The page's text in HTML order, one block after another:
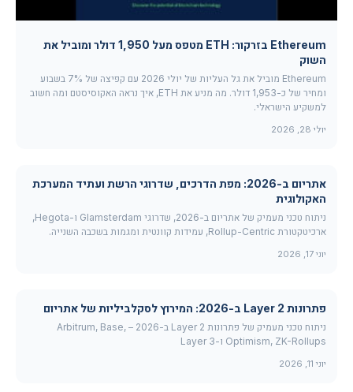
Ethereum בזרקור: ETH מטפס מעל 1,950 דולר ומוביל את
השוק
Ethereum מוביל את גל העליות של יולי 2026 עם קפיצה של 7% בשבוע
ומחיר של כ-1,953 דולר. מה מניע את ETH, איך נראה האקוסיסטם ומה חשוב
למשקיע הישראלי.
יולי 28, 2026
אתריום ב-2026: מפת הדרכים, שדרוגי הרשת ועתיד המערכת
האקולוגית
ניתוח טכני מעמיק של אתריום ב-2026, שדרוגי Glamsterdam ו-Hegota,
ארכיטקטורת Rollup-Centric, עמידות קוונטית ומגמות בשכבה השנייה.
יוני 17, 2026
פתרונות Layer 2 ב-2026: המירוץ לסקלביליות של אתריום
ניתוח טכני מעמיק של פתרונות Layer 2 ב-2026 – Arbitrum, Base,
Optimism, ZK-Rollups ו-Layer 3
יוני 11, 2026